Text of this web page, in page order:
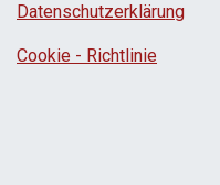
Datenschutzerklärung
Cookie - Richtlinie